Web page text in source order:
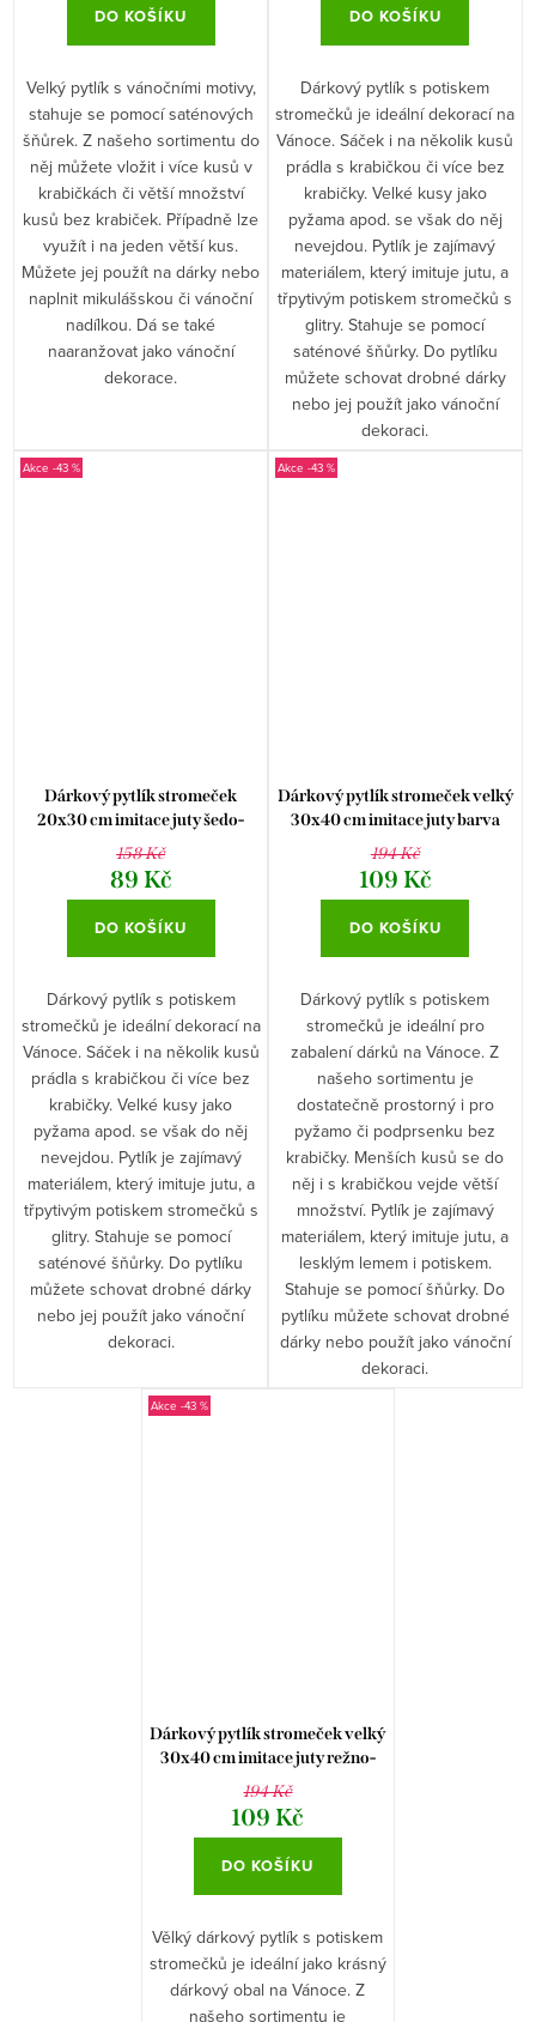
DO KOŠÍKU
Velký pytlík s vánočními motivy,
stahuje se pomocí saténových
šňůrek. Z našeho sortimentu do
něj můžete vložit i více kusů v
krabičkách či větší množství
kusů bez krabiček. Případně lze
využít i na jeden větší kus.
Můžete jej použít na dárky nebo
naplnit mikulášskou či vánoční
nadílkou. Dá se také
naaranžovat jako vánoční
dekorace.
DO KOŠÍKU
Dárkový pytlík s potiskem
stromečků je ideální dekorací na
Vánoce. Sáček i na několik kusů
prádla s krabičkou či více bez
krabičky. Velké kusy jako
pyžama apod. se však do něj
nevejdou. Pytlík je zajímavý
materiálem, který imituje jutu, a
třpytivým potiskem stromečků s
glitry. Stahuje se pomocí
saténové šňůrky. Do pytlíku
můžete schovat drobné dárky
nebo jej použít jako vánoční
dekoraci.
-43 %
Dárkový pytlík stromeček
20x30 cm imitace juty šedo-
stříbrný
158 Kč
89 Kč
DO KOŠÍKU
Dárkový pytlík s potiskem
stromečků je ideální dekorací na
Vánoce. Sáček i na několik kusů
prádla s krabičkou či více bez
krabičky. Velké kusy jako
pyžama apod. se však do něj
nevejdou. Pytlík je zajímavý
materiálem, který imituje jutu, a
třpytivým potiskem stromečků s
glitry. Stahuje se pomocí
saténové šňůrky. Do pytlíku
můžete schovat drobné dárky
nebo jej použít jako vánoční
dekoraci.
-43 %
Dárkový pytlík stromeček velký
30x40 cm imitace juty barva
bílozlatá
194 Kč
109 Kč
DO KOŠÍKU
Dárkový pytlík s potiskem
stromečků je ideální pro
zabalení dárků na Vánoce. Z
našeho sortimentu je
dostatečně prostorný i pro
pyžamo či podprsenku bez
krabičky. Menších kusů se do
něj i s krabičkou vejde větší
množství. Pytlík je zajímavý
materiálem, který imituje jutu, a
lesklým lemem i potiskem.
Stahuje se pomocí šňůrky. Do
pytlíku můžete schovat drobné
dárky nebo použít jako vánoční
dekoraci.
-43 %
Dárkový pytlík stromeček velký
30x40 cm imitace juty režno-
červená barva
194 Kč
109 Kč
DO KOŠÍKU
Vělký dárkový pytlík s potiskem
stromečků je ideální jako krásný
dárkový obal na Vánoce. Z
našeho sortimentu je